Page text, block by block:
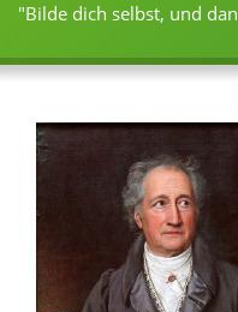
"Bilde dich selbst, und